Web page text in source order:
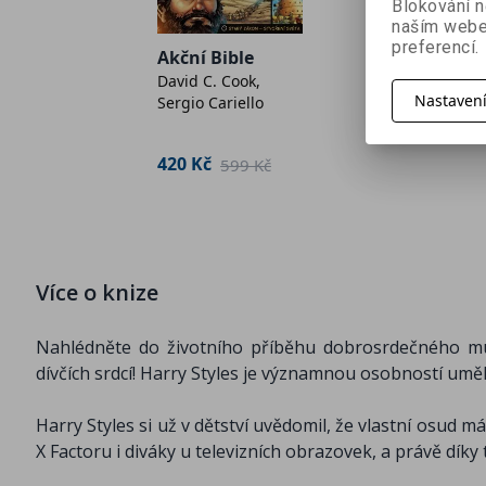
Akční Bible
David C. Cook,
Sergio Cariello
420 Kč 599 Kč
1918
Andrea
Lucie
eds.
Více o knize
Nahlédněte do životního příběhu dobrosrdečného
dívčích srdcí! Harry Styles je významnou osobností
Harry Styles si už v dětství uvědomil, že vlastní osud
X Factoru i diváky u televizních obrazovek, a právě
Blokování
naším
preferencí.
Nastavení